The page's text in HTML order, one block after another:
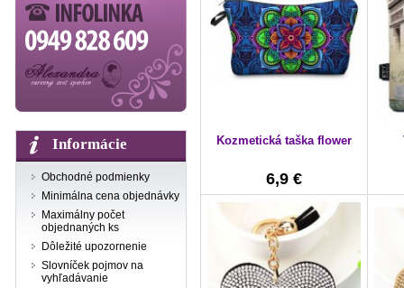
Informácie
Obchodné podmienky
Minimálna cena objednávky
Maximálny počet
objednaných ks
Dôležité upozornenie
Slovníček pojmov na
vyhľadávanie
Kozmetická taška flower
6,9 €